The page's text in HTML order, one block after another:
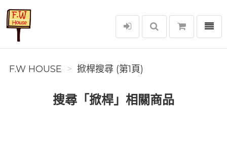
F.W House
選單
F.W HOUSE 掀桿搜尋 (第1頁)
搜尋「掀桿」相關商品